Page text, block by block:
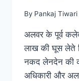
By Pankaj Tiwari
अलवर के पूर्व
लाख की घूस लेते
नकद लेनदेन की
अधिकारी और